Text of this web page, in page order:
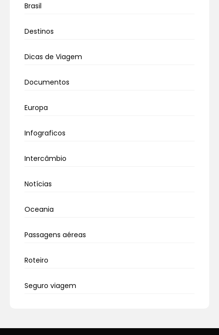
Brasil
Destinos
Dicas de Viagem
Documentos
Europa
Infograficos
Intercâmbio
Notícias
Oceania
Passagens aéreas
Roteiro
Seguro viagem